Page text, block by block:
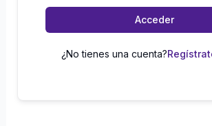
Acceder
¿No tienes una cuenta?